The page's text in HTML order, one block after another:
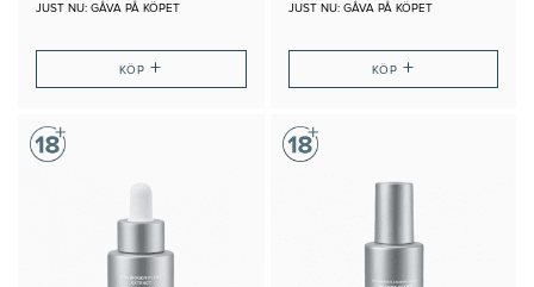
JUST NU: GÅVA PÅ KÖPET
KÖP+
JUST NU: GÅVA PÅ KÖPET
KÖP +